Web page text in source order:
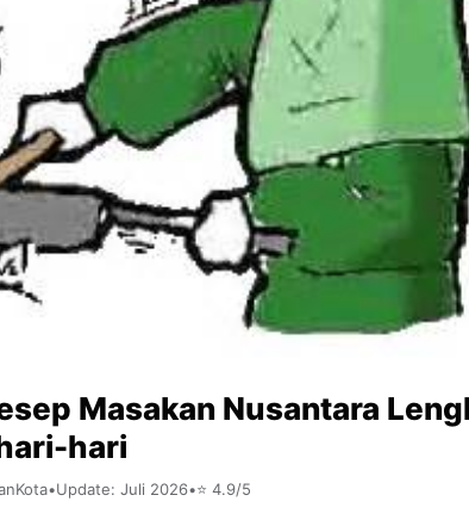
Masakan Nusantara
hari
•Update: Juli 2026•⭐ 4.9/5